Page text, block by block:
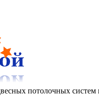
потолочных